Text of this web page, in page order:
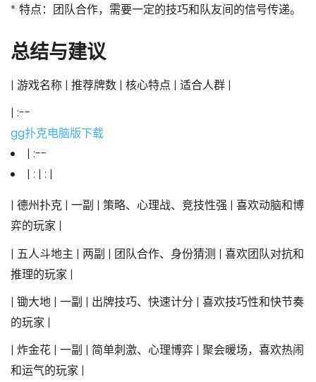
* 特点：团队合作，需要一定的技巧和队友间的信号传递。
总结与建议
| 游戏名称 | 推荐牌数 | 核心特点 | 适合人群 |
| :--
gg扑克电脑版下载
| :--
| : | : |
| 德州扑克 | 一副 | 策略、心理战、竞技性强 | 喜欢动脑和博
弈的玩家 |
| 五人斗地主 | 两副 | 团队合作、身份猜测 | 喜欢团队对抗和
推理的玩家 |
| 锄大地 | 一副 | 出牌技巧、快速计分 | 喜欢技巧性和快节奏
的玩家 |
| 炸金花 | 一副 | 简单刺激、心理博弈 | 聚会暖场，喜欢热闹
和运气的玩家 |